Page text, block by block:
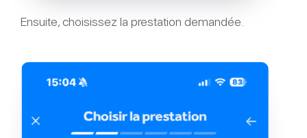
Ensuite, choisissez la prestation demandée.